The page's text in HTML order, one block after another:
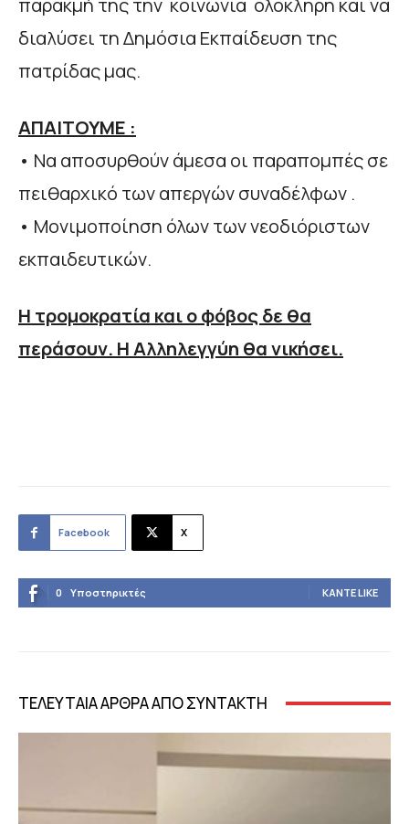
παρακμή της την κοινωνία ολόκληρη και να
διαλύσει τη Δημόσια Εκπαίδευση της
πατρίδας μας.
ΑΠΑΙΤΟΥΜΕ :
• Να αποσυρθούν άμεσα οι παραπομπές σε
πειθαρχικό των απεργών συναδέλφων .
• Μονιμοποίηση όλων των νεοδιόριστων
εκπαιδευτικών.
Η τρομοκρατία και ο φόβος δε θα
περάσουν. Η Αλληλεγγύη θα νικήσει.
Facebook X
0 Υποστηρικτές ΚΆΝΤΕ LIKE
ΤΕΛΕΥΤΑΙΑ ΑΡΘΡΑ ΑΠΟ ΣΥΝΤΑΚΤΗ